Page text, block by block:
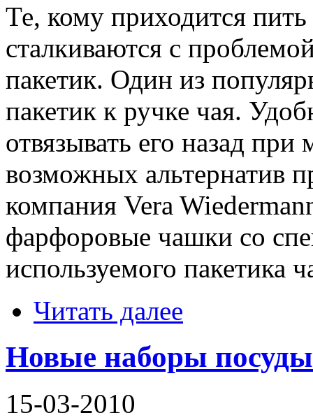
Те, кому приходится
сталкиваются с
пакетик. Один из
пакетик к ручке чая.
отвязывать его назад
возможных альтернатив
компания Vera
фарфоровые чашки со
используемого пакетика
Читать далее
Новые наборы посуды
15-03-2010